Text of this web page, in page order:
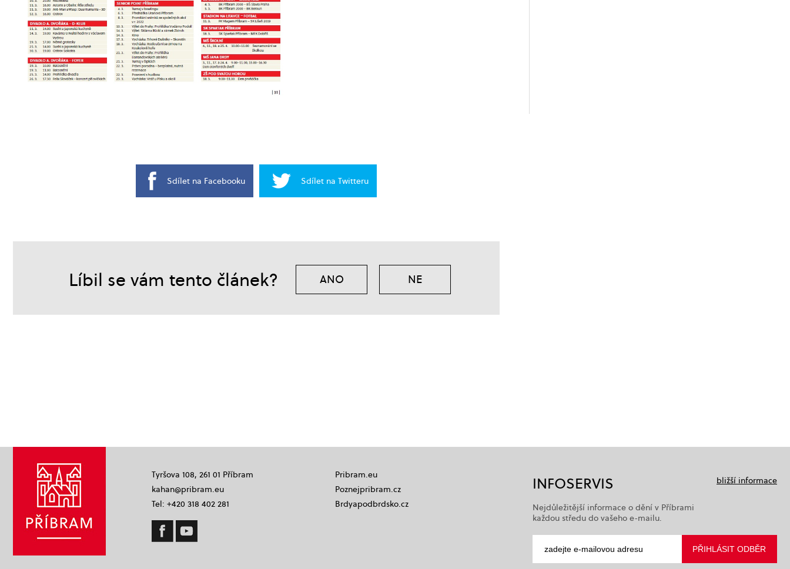
Sdílet na Facebooku Sdílet na Twitteru
Líbil se vám tento článek? ANO NE
Tyršova 108, 261 01 Příbram
kahan@pribram.eu
Tel: +420 318 402 281
Pribram.eu
Poznejpribram.cz
Brdyapodbrdsko.cz
INFOSERVIS bližší informace
Nejdůležitější informace o dění v Příbrami
každou středu do vašeho e-mailu.